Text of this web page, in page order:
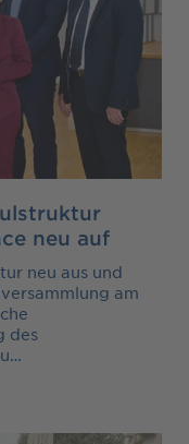
neu auf
neu aus und
am
des